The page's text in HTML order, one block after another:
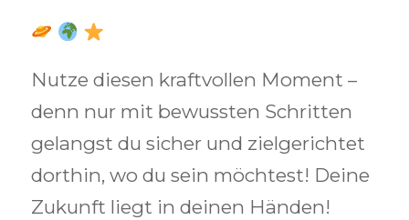
Nutze diesen kraftvollen Moment –
denn nur mit bewussten Schritten
gelangst du sicher und zielgerichtet
dorthin, wo du sein möchtest! Deine
Zukunft liegt in deinen Händen!